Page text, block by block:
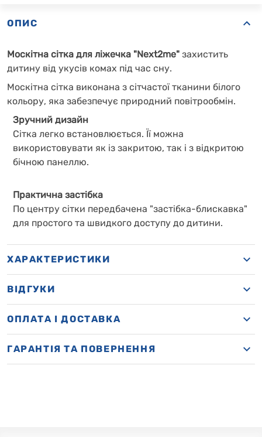
ОПИС
Москітна сітка для ліжечка "Next2me" захистить
дитину від укусів комах під час сну.
Москітна сітка виконана з сітчастої тканини білого
кольору, яка забезпечує природний повітрообмін.
Зручний дизайн
Сітка легко встановлюється. Її можна
використовувати як із закритою, так і з відкритою
бічною панеллю.
Практична застібка
По центру сітки передбачена "застібка-блискавка"
для простого та швидкого доступу до дитини.
ХАРАКТЕРИСТИКИ
ВІДГУКИ
OПЛАТА І ДОСТАВКА
ГАРАНТІЯ ТА ПОВЕРНЕННЯ